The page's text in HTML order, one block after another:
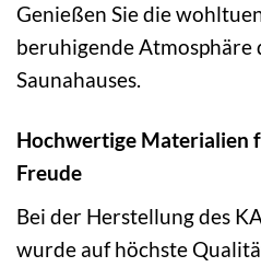
Genießen Sie die
beruhigende Atmosphäre
Saunahauses.
Hochwertige Materialien
Freude
Bei der Herstellung des
wurde auf höchste